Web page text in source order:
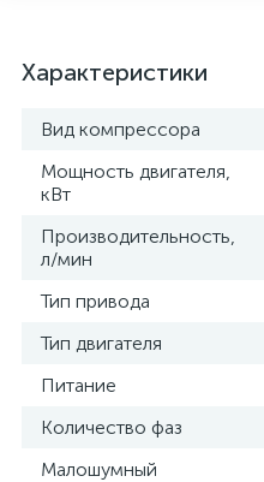
Характеристики
Вид компрессора
Мощность двигателя,
кВт
Производительность,
л/мин
Тип привода
Тип двигателя
Питание
Количество фаз
Малошумный